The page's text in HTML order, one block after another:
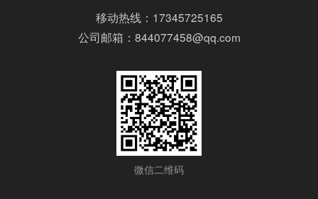
移动热线：17345725165
公司邮箱：844077458@qq.com
微信二维码